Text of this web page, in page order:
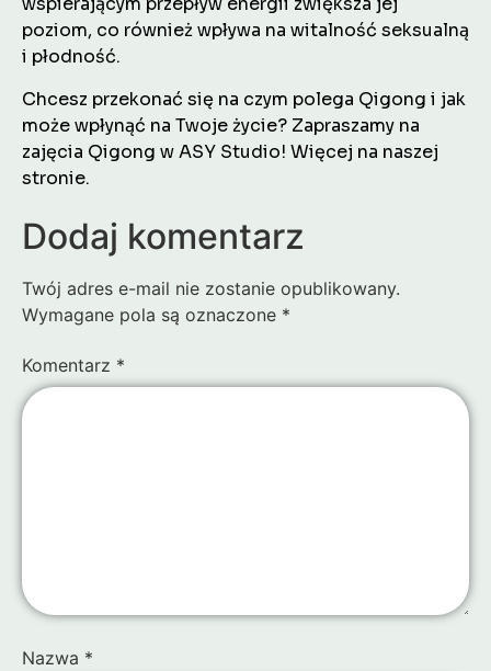
poziom, co również wpływa na witalność seksualną
i płodność.
Chcesz przekonać się na czym polega Qigong i jak
może wpłynąć na Twoje życie? Zapraszamy na
zajęcia Qigong w ASY Studio! Więcej na naszej
stronie.
Dodaj komentarz
Twój adres e-mail nie zostanie opublikowany.
Wymagane pola są oznaczone *
Komentarz *
Nazwa *